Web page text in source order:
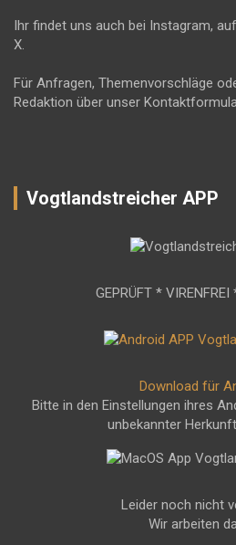
Ihr findet uns auch bei Instagram,
X.
Für Anfragen, Themenvorschläge
Redaktion über unser
Vogtlandstreicher APP
GEPRÜFT * VIRENFREI
Download für
Bitte in den Einstellungen ihres
unbekannter
Leider noch nicht
Wir arbeiten